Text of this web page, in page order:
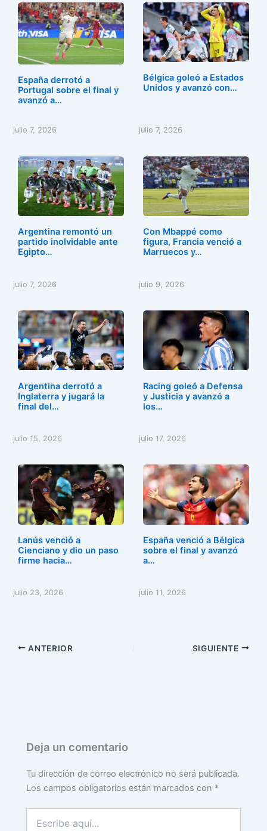
e
b
o
o
k
o
d
o
n
l
p
ar
tir
España derrotó a
Portugal sobre el final y
avanzó a…
julio 7, 2026
Bélgica goleó a Estados
Unidos y avanzó con…
julio 7, 2026
Argentina remontó un
partido inolvidable ante
Egipto…
julio 7, 2026
Con Mbappé como
figura, Francia venció a
Marruecos y…
julio 9, 2026
Argentina derrotó a
Inglaterra y jugará la
final del…
julio 15, 2026
Racing goleó a Defensa
y Justicia y avanzó a
los…
julio 17, 2026
Lanús venció a
Cienciano y dio un paso
firme hacia…
julio 23, 2026
España venció a Bélgica
sobre el final y avanzó
a…
julio 11, 2026
ANTERIOR SIGUIENTE
Deja un comentario
Tu dirección de correo electrónico no será publicada.
Los campos obligatorios están marcados con *
aquí...